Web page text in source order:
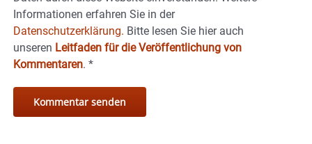
Informationen erfahren Sie in der
Datenschutzerklärung. Bitte lesen Sie hier auch
unseren Leitfaden für die Veröffentlichung von
Kommentaren. *